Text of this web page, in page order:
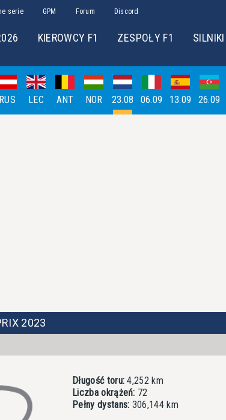
serie GPM Forum Discord
KIEROWCY F1 ZESPOŁY F1 SILNIKI
RUS LEC ANT NOR 23.08 06.09 13.09 26.09
2023
Długość toru:4,252 km
Liczba okrążeń: 72
Pełny dystans: 306,144 km